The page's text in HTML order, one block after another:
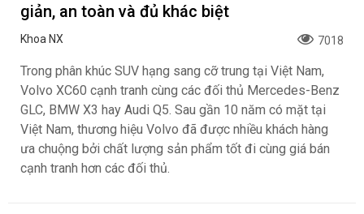
giản, an toàn và đủ khác biệt
Khoa NX 7018
Trong phân khúc SUV hạng sang cỡ trung tại Việt Nam,
Volvo XC60 cạnh tranh cùng các đối thủ Mercedes-Benz
GLC, BMW X3 hay Audi Q5. Sau gần 10 năm có mặt tại
Việt Nam, thương hiệu Volvo đã được nhiều khách hàng
ưa chuộng bởi chất lượng sản phẩm tốt đi cùng giá bán
cạnh tranh hơn các đối thủ.